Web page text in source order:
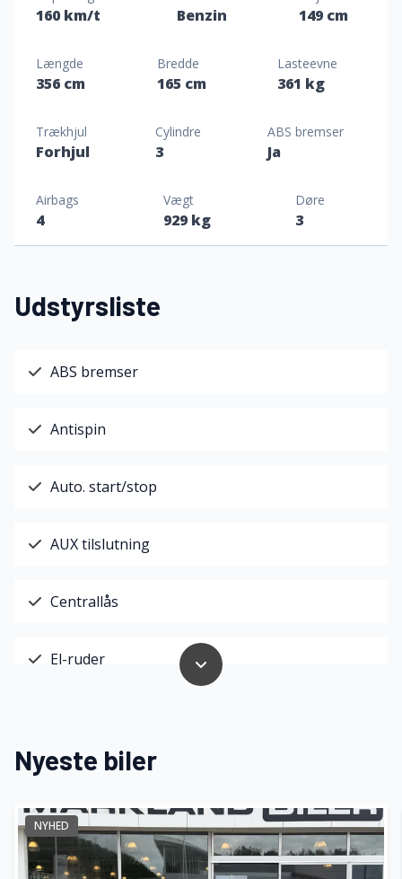
160 km/t Benzin 149 cm
Længde
356 cm
Bredde
165 cm
Lasteevne
361 kg
Trækhjul
Forhjul
Cylindre
3
ABS bremser
Ja
Airbags
4
Vægt
929 kg
Døre
3
Udstyrsliste
ABS bremser
Antispin
Auto. start/stop
AUX tilslutning
Centrallås
El-ruder
Højdejusterbart førersæde
Isofix
Nyeste biler
NYHED